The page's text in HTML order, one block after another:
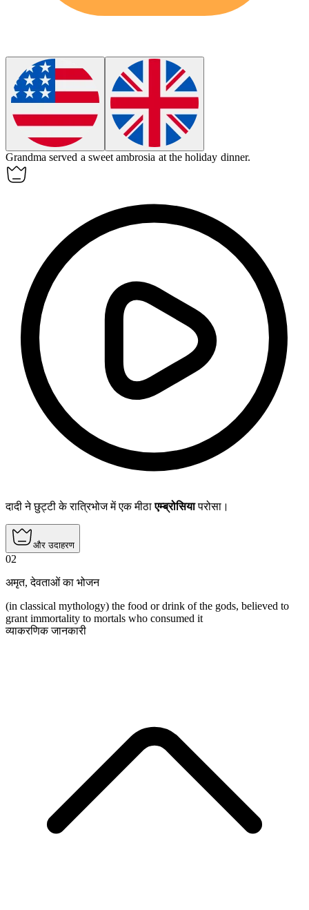
Grandma served a sweetambrosia at the holiday dinner.
दादी ने छुट्टी के रात्रिभोज में एक मीठाएम्ब्रोसियापरोसा।
और उदाहरण
02
अमृत,देवताओं का भोजन
(in classical mythology) the food or drink of the gods, believed to
grant immortality to mortals who consumed it
व्याकरणिक जानकारी